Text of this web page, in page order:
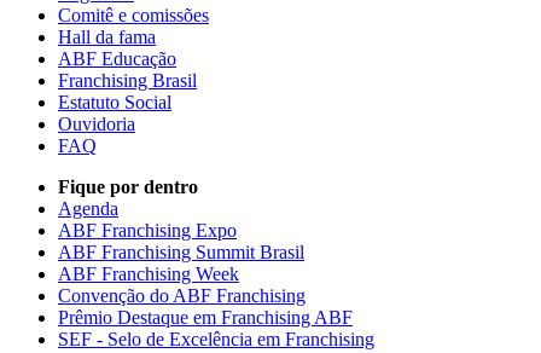
Comitê e comissões
Hall da fama
ABF Educação
Franchising Brasil
Estatuto Social
Ouvidoria
FAQ
Fique por dentro
Agenda
ABF Franchising Expo
ABF Franchising Summit Brasil
ABF Franchising Week
Convenção do ABF Franchising
Prêmio Destaque em Franchising ABF
SEF - Selo de Excelência em Franchising